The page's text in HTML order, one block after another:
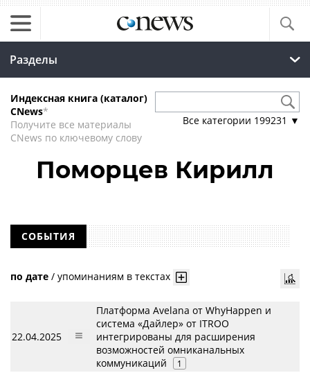
Разделы
Индексная книга (каталог)
CNews*
Получите все материалы
CNews по ключевому слову
Все категории 199231 ▼
Поморцев Кирилл
СОБЫТИЯ
по дате / упоминаниям в текстах
22.04.2025
Платформа Avelana от WhyHappen и
система «Дайлер» от ITROO
интегрированы для расширения
возможностей омниканальных
коммуникаций
1